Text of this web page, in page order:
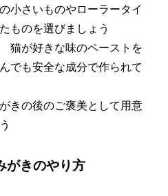
小さいものやローラータイ
ものを選びましょう
猫が好きな味のペーストを
でも安全な成分で作られて
きの後のご褒美として用意
がきのやり方